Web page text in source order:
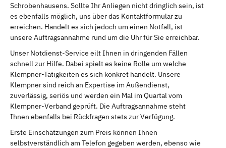
Schrobenhausens. Sollte Ihr Anliegen nicht dringlich sein, ist
es ebenfalls möglich, uns über das Kontaktformular zu
erreichen. Handelt es sich jedoch um einen Notfall, ist
unsere Auftragsannahme rund um die Uhr für Sie erreichbar.
Unser Notdienst-Service eilt Ihnen in dringenden Fällen
schnell zur Hilfe. Dabei spielt es keine Rolle um welche
Klempner-Tätigkeiten es sich konkret handelt. Unsere
Klempner sind reich an Expertise im Außendienst,
zuverlässig, seriös und werden ein Mal im Quartal vom
Klempner-Verband geprüft. Die Auftragsannahme steht
Ihnen ebenfalls bei Rückfragen stets zur Verfügung.
Erste Einschätzungen zum Preis können Ihnen
selbstverständlich am Telefon gegeben werden, ebenso wie